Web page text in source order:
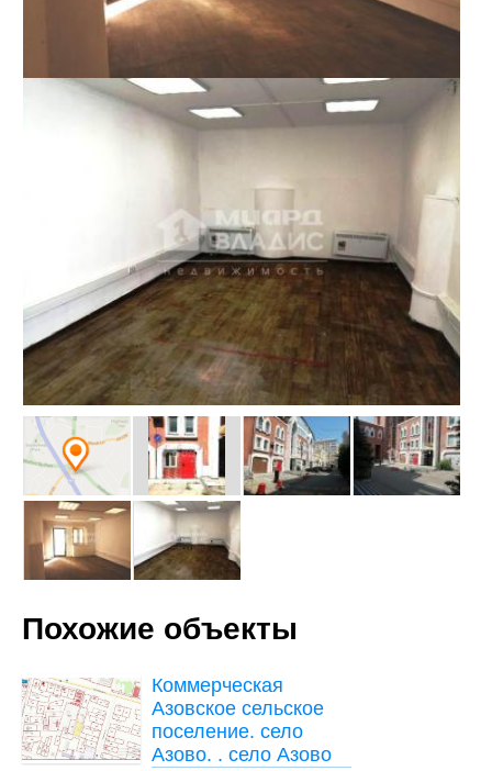
Похожие объекты
Коммерческая
Азовское сельское
поселение. село
Азово. . село Азово